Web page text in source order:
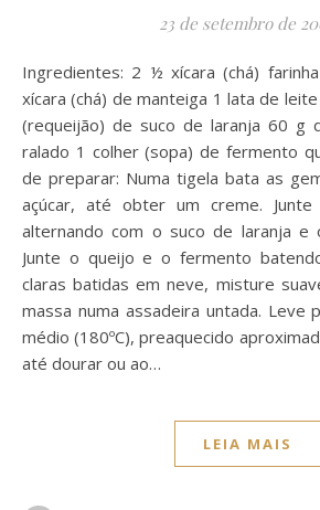
23 de setembro de
Ingredientes: 2 ½ xícara (chá) farinha de trigo 6 ovos 1
xícara (chá) de manteiga 1 lata de
(requeijão) de suco de laranja 60 g
ralado 1 colher (sopa) de fermento
de preparar: Numa tigela bata as
açúcar, até obter um creme.
alternando com o suco de laranja e
Junte o queijo e o fermento
claras batidas em neve, misture
massa numa assadeira untada. Leve
médio (180ºC), preaquecido
até dourar ou ao…
LEIA MAIS